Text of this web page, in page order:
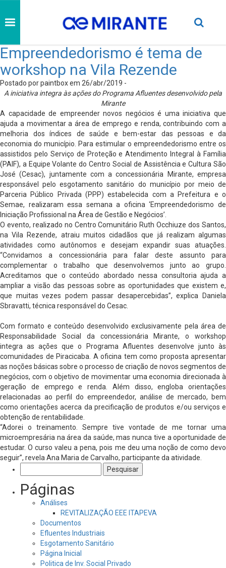
Empreendedorismo é tema de
workshop na Vila Rezende
Postado por paintbox em 26/abr/2019 -
A iniciativa integra às ações do Programa Afluentes desenvolvido pela
Mirante
A capacidade de empreender novos negócios é uma iniciativa que
ajuda a movimentar a área de emprego e renda, contribuindo com a
melhoria dos índices de saúde e bem-estar das pessoas e da
economia do município. Para estimular o empreendedorismo entre os
assistidos pelo Serviço de Proteção e Atendimento Integral à Família
(PAIF), a Equipe Volante do Centro Social de Assistência e Cultura São
José (Cesac), juntamente com a concessionária Mirante, empresa
responsável pelo esgotamento sanitário do município por meio de
Parceria Público Privada (PPP) estabelecida com a Prefeitura e o
Semae, realizaram essa semana a oficina ‘Empreendedorismo de
Iniciação Profissional na Área de Gestão e Negócios’.
O evento, realizado no Centro Comunitário Ruth Occhiuze dos Santos,
na Vila Rezende, atraiu muitos cidadãos que já realizam algumas
atividades como autônomos e desejam expandir suas atuações.
“Convidamos a concessionária para falar deste assunto para
complementar o trabalho que desenvolvemos junto ao grupo.
Acreditamos que o conteúdo abordado nessa consultoria ajuda a
ampliar a visão das pessoas sobre as oportunidades que existem e,
que muitas vezes podem passar desapercebidas”, explica Daniela
Sbravatti, técnica responsável do Cesac.
Com formato e conteúdo desenvolvido exclusivamente pela área de
Responsabilidade Social da concessionária Mirante, o workshop
integra as ações que o Programa Afluentes desenvolve junto às
comunidades de Piracicaba. A oficina tem como proposta apresentar
as noções básicas sobre o processo de criação de novos segmentos de
negócios, com o objetivo de movimentar uma economia direcionada à
geração de emprego e renda. Além disso, engloba orientações
relacionadas ao perfil do empreendedor, análise de mercado, bem
como orientações acerca da precificação de produtos e/ou serviços e
obtenção de rentabilidade.
“Adorei o treinamento. Sempre tive vontade de me tornar uma
microempresária na área da saúde, mas nunca tive a oportunidade de
estudar. O curso valeu a pena, pois me deu uma noção de como devo
seguir”, revela Ana Maria de Carvalho, participante da atividade.
por:
Páginas
Análises
REVITALIZAÇÃO EEE ITAPEVA
Documentos
Efluentes Industriais
Esgotamento Sanitário
Página Inicial
Politica de Inv. Social Privado